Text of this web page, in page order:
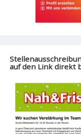
auf den Link direkt